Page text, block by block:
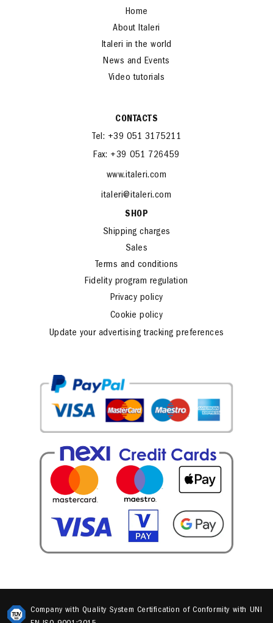
Home
About Italeri
Italeri in the world
News and Events
Video tutorials
CONTACTS
Tel: +39 051 3175211
Fax: +39 051 726459
www.italeri.com
italeri@italeri.com
SHOP
Shipping charges
Sales
Terms and conditions
Fidelity program regulation
Privacy policy
Cookie policy
Update your advertising tracking preferences
Company with Quality System Certification of Conformity with UNI